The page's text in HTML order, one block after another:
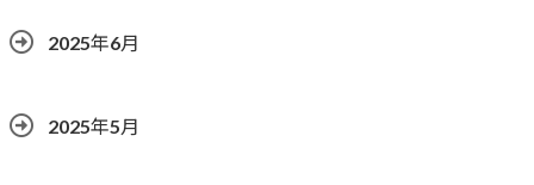
2025年6月
2025年5月